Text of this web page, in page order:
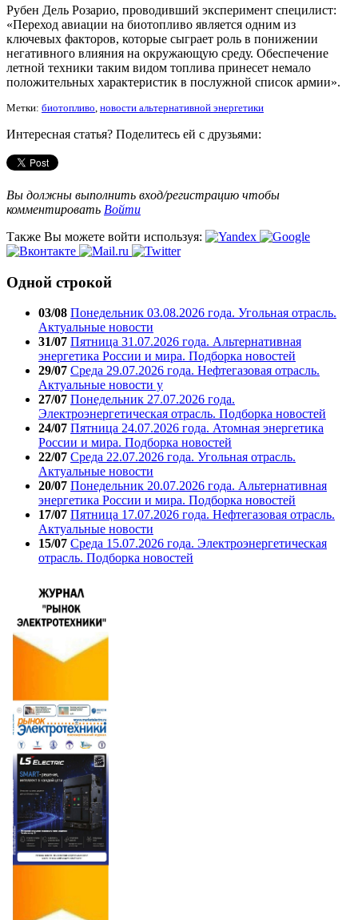
Рубен Дель Розарио, проводивший эксперимент специлист:
«Переход авиации на биотопливо является одним из
ключевых факторов, которые сыграет роль в понижении
негативного влияния на окружающую среду. Обеспечение
летной техники таким видом топлива принесет немало
положительных характеристик в послужной список армии».
Метки: биотопливо, новости альтернативной энергетики
Интересная статья? Поделитесь ей с друзьями:
Вы должны выполнить вход/регистрацию чтобы
комментировать Войти
Также Вы можете войти используя:
Одной строкой
03/08 Понедельник 03.08.2026 года. Угольная отрасль.
Актуальные новости
31/07 Пятница 31.07.2026 года. Альтернативная
энергетика России и мира. Подборка новостей
29/07 Среда 29.07.2026 года. Нефтегазовая отрасль.
Актуальные новости у
27/07 Понедельник 27.07.2026 года.
Электроэнергетическая отрасль. Подборка новостей
24/07 Пятница 24.07.2026 года. Атомная энергетика
России и мира. Подборка новостей
22/07 Среда 22.07.2026 года. Угольная отрасль.
Актуальные новости
20/07 Понедельник 20.07.2026 года. Альтернативная
энергетика России и мира. Подборка новостей
17/07 Пятница 17.07.2026 года. Нефтегазовая отрасль.
Актуальные новости
15/07 Среда 15.07.2026 года. Электроэнергетическая
отрасль. Подборка новостей